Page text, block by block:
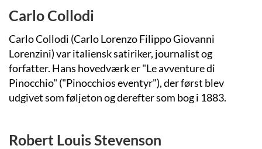
Carlo Collodi
Carlo Collodi (Carlo Lorenzo Filippo Giovanni
Lorenzini) var italiensk satiriker, journalist og
forfatter. Hans hovedværk er "Le avventure di
Pinocchio" ("Pinocchios eventyr"), der først blev
udgivet som føljeton og derefter som bog i 1883.
Robert Louis Stevenson